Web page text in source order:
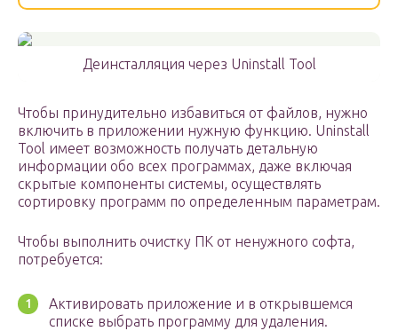
Деинсталляция через Uninstall Tool
Чтобы принудительно избавиться от файлов, нужно
включить в приложении нужную функцию. Uninstall
Tool имеет возможность получать детальную
информации обо всех программах, даже включая
скрытые компоненты системы, осуществлять
сортировку программ по определенным параметрам.
Чтобы выполнить очистку ПК от ненужного софта,
потребуется:
Активировать приложение и в открывшемся
списке выбрать программу для удаления.